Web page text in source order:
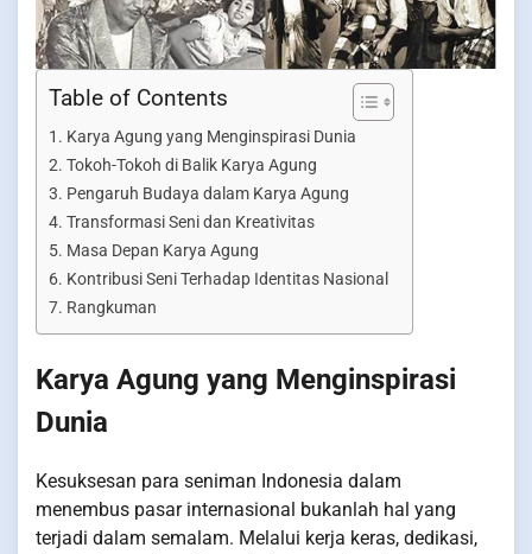
Table of Contents
Karya Agung yang Menginspirasi Dunia
Tokoh-Tokoh di Balik Karya Agung
Pengaruh Budaya dalam Karya Agung
Transformasi Seni dan Kreativitas
Masa Depan Karya Agung
Kontribusi Seni Terhadap Identitas Nasional
Rangkuman
Karya Agung yang Menginspirasi
Dunia
Kesuksesan para seniman Indonesia dalam
menembus pasar internasional bukanlah hal yang
terjadi dalam semalam. Melalui kerja keras, dedikasi,